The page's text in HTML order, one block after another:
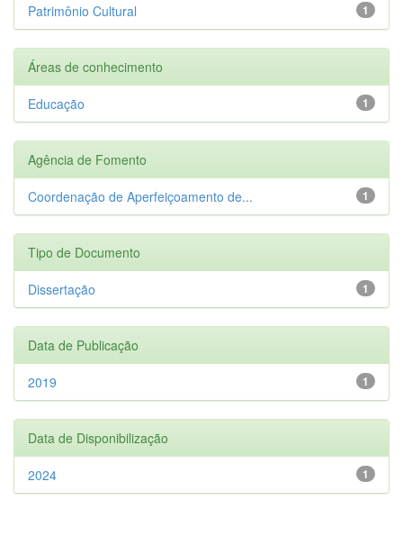
1
Patrimônio Cultural
Áreas de conhecimento
1
Educação
Agência de Fomento
1
Coordenação de Aperfeiçoamento de...
Tipo de Documento
1
Dissertação
Data de Publicação
1
2019
Data de Disponibilização
1
2024